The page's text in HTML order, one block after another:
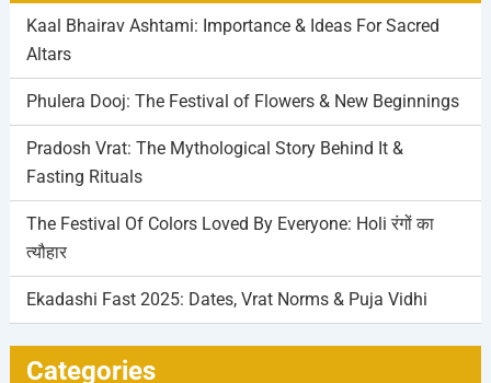
Kaal Bhairav Ashtami: Importance & Ideas For Sacred
Altars
Phulera Dooj: The Festival of Flowers & New Beginnings
Pradosh Vrat: The Mythological Story Behind It &
Fasting Rituals
The Festival Of Colors Loved By Everyone: Holi रंगों का
त्यौहार
Ekadashi Fast 2025: Dates, Vrat Norms & Puja Vidhi
Categories